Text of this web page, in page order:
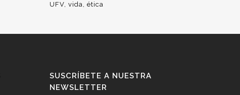
UFV vida ética
SUSCRÍBETE A NUESTRA
NEWSLETTER